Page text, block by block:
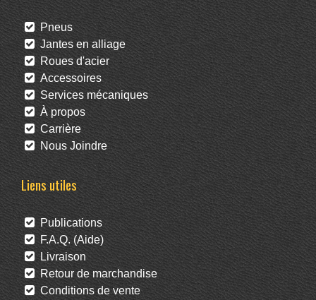
Pneus
Jantes en alliage
Roues d'acier
Accessoires
Services mécaniques
À propos
Carrière
Nous Joindre
Liens utiles
Publications
F.A.Q. (Aide)
Livraison
Retour de marchandise
Conditions de vente